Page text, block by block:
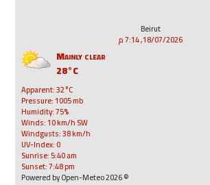
Beirut
18/07/2026, 7:14 م
Mainly clear
28°C
Apparent: 32°C
Pressure: 1005 mb
Humidity: 75%
Winds: 10 km/h SW
Windgusts: 38 km/h
UV-Index: 0
Sunrise: 5:40 am
Sunset: 7:48 pm
© 2026 Powered by Open-Meteo